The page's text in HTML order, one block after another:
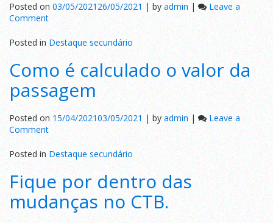
Posted on 03/05/202126/05/2021 | byadmin|
Leave a
Commenton
TransOceânico
inaugura
nova
identidade
visual
Posted inDestaque secundário
Como é calculado o valor da
passagem
Posted on 15/04/202103/05/2021| byadmin |
Leave a
Commenton
Como
é
calculado
o
valor
da
passagem
Posted inDestaque secundário
Fique por dentro das
mudanças no CTB.